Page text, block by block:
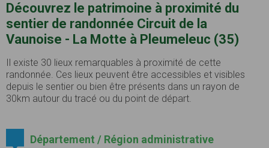
Découvrez le patrimoine à proximité du
sentier de randonnée Circuit de la
Vaunoise - La Motte à Pleumeleuc (35)
Il existe 30 lieux remarquables à proximité de cette
randonnée. Ces lieux peuvent être accessibles et visibles
depuis le sentier ou bien être présents dans un rayon de
30km autour du tracé ou du point de départ.
Département / Région administrative